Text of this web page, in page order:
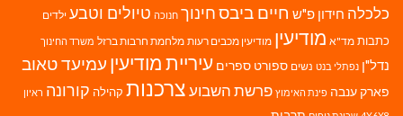
כלכלה חידון פ"ש חיים ביבסחינוך חנוכה טיולים וטבע ילדים
כתבות מד"א מודיעין מודיעין מכבים רעות מלחמת חרבות ברזל משרד החינוך
נדל"ן נפתלי בנט נשים ספורט ספרים עיריית מודיעין עמיעד טאוב
פארק ענבה פינת האימוץ פרשת השבועצרכנות קהילה קורונה ראיון